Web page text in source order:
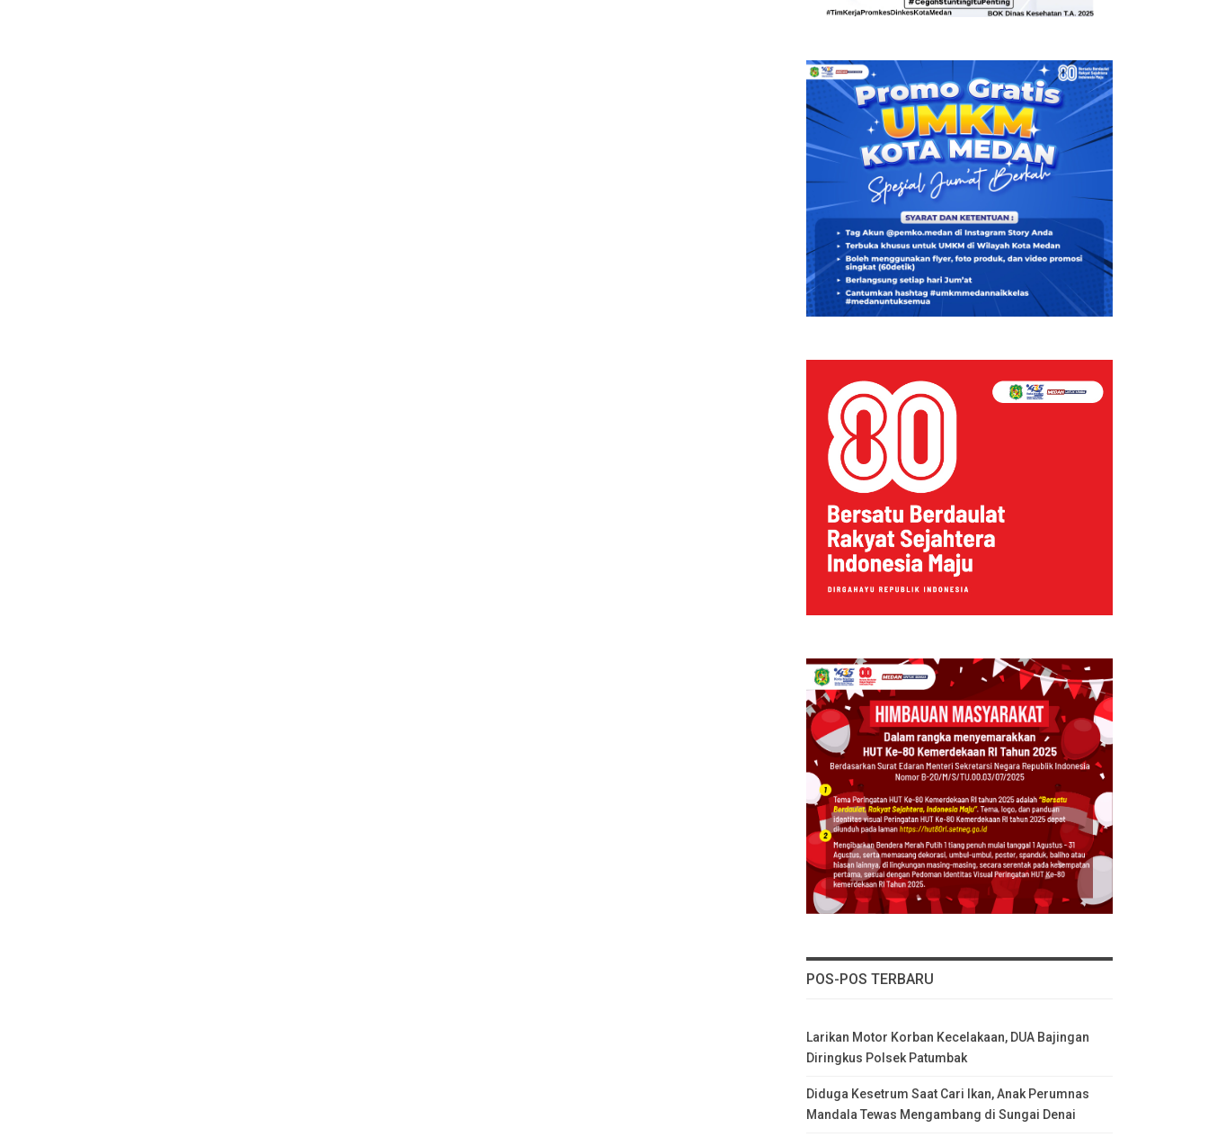
POS-POS TERBARU
Larikan Motor Korban Kecelakaan, DUA Bajingan
Diringkus Polsek Patumbak
Diduga Kesetrum Saat Cari Ikan, Anak Perumnas
Mandala Tewas Mengambang di Sungai Denai